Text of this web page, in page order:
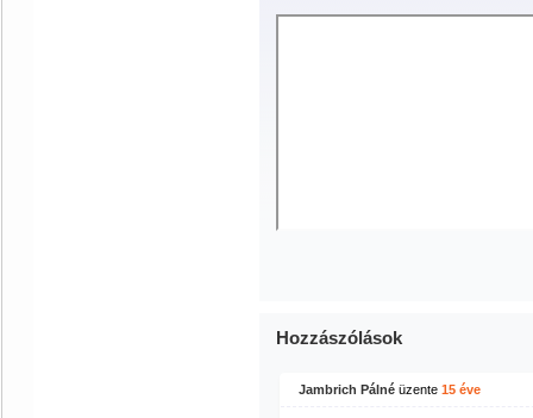
Hozzászólások
Jambrich Pálné üzente 15 éve